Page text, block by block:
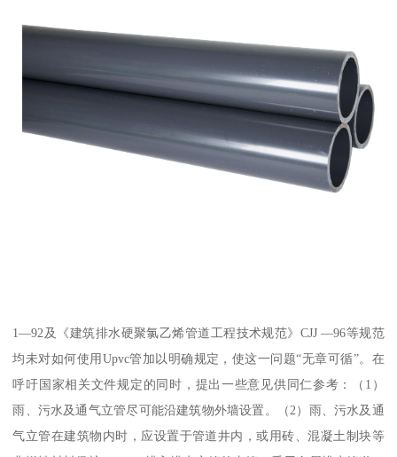
1—92及《建筑排水硬聚氯乙烯管道工程技术规范》CJJ —96等规范
均未对如何使用Upvc管加以明确规定，使这一问题“无章可循”。在
呼吁国家相关文件规定的同时，提出一些意见供同仁参考：（1）
雨、污水及通气立管尽可能沿建筑物外墙设置。（2）雨、污水及通
气立管在建筑物内时，应设置于管道井内，或用砖、混凝土制块等